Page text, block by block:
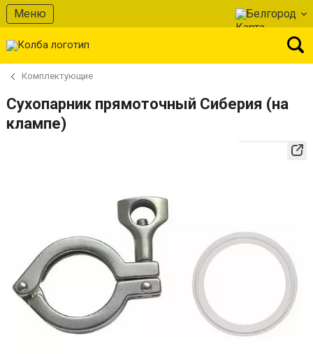
Меню Белгород
Комплектующие
Сухопарник прямоточный Сиберия (на
клампе)